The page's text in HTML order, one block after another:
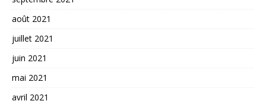
août 2021
juillet 2021
juin 2021
mai 2021
avril 2021